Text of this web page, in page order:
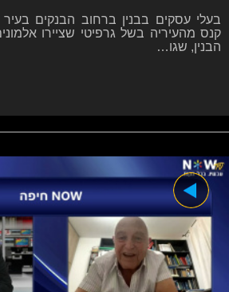
בעלי עסקים בבנין ברחוב הבנקים
קנס מהעיריה בשל גרפיטי שציירו
הבנין, שגו…